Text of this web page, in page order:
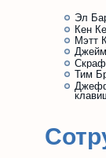
Эл
Кен
Мэтт
Тим